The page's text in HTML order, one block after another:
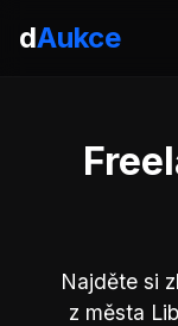
dAukce
Najděte si
z města